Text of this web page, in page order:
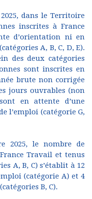
dans le Territoire
inscrites à France
d’orientation ni en
A, B, C, D, E).
des deux catégories
sont inscrites en
brute non corrigée
jours ouvrables (non
en attente d’une
l’emploi (catégorie G,
2025, le nombre de
Travail et tenus
A, B, C) s’établit à 12
(catégorie A) et 4
B, C).